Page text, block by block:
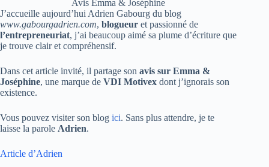
Avis Emma & Joséphine
J’accueille aujourd’hui Adrien Gabourg du blog
www.gabourgadrien.com, blogueur et passionné de
l’entrepreneuriat, j’ai beaucoup aimé sa plume d’écriture que
je trouve clair et compréhensif.
Dans cet article invité, il partage son avis sur Emma &
Joséphine, une marque de VDI Motivex dont j’ignorais son
existence.
Vous pouvez visiter son blog ici. Sans plus attendre, je te
laisse la parole Adrien.
Article d’Adrien